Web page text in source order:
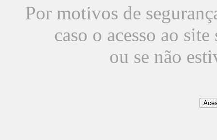
Por motivos de
caso o acesso ao
ou se não